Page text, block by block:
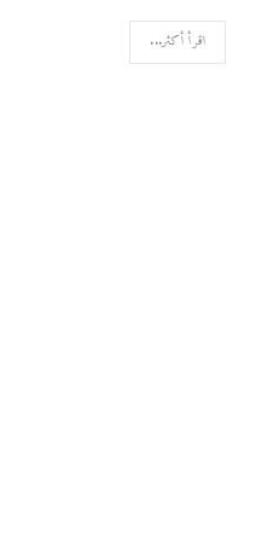
اقرأ أكثر...